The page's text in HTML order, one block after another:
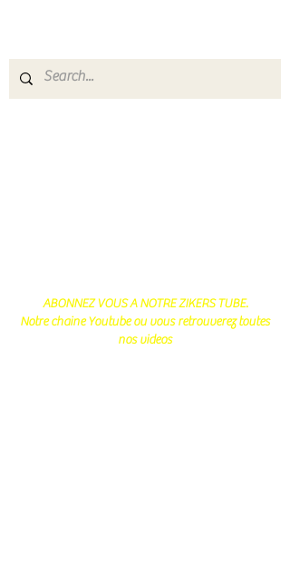
ABONNEZ VOUS A NOTRE ZIKERS TUBE.
Notre chaine Youtube ou vous retrouverez toutes
nos videos